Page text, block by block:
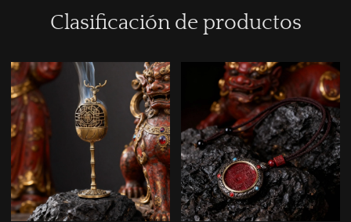
Clasificación de productos